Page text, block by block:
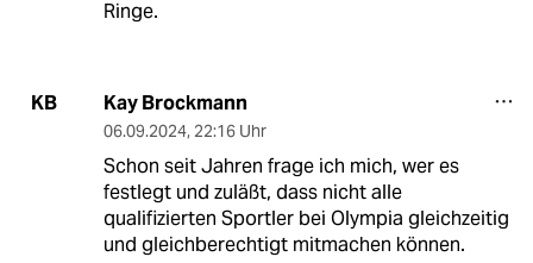
Ringe.
KB Kay Brockmann
06.09.2024, 22:16 Uhr
Schon seit Jahren frage ich mich, wer es
festlegt und zuläßt, dass nicht alle
qualifizierten Sportler bei Olympia gleichzeitig
und gleichberechtigt mitmachen können.